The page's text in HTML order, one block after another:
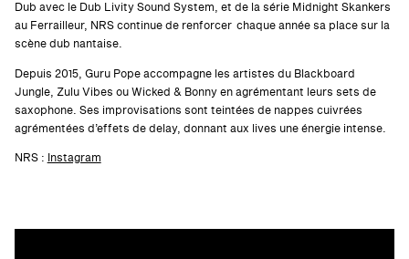
Dub avec le Dub Livity Sound System, et de la série Midnight Skankers
au Ferrailleur, NRS continue de renforcer chaque année sa place sur la
scène dub nantaise.
Depuis 2015, Guru Pope accompagne les artistes du Blackboard
Jungle, Zulu Vibes ou Wicked & Bonny en agrémentant leurs sets de
saxophone. Ses improvisations sont teintées de nappes cuivrées
agrémentées d’effets de delay, donnant aux lives une énergie intense.
NRS : Instagram